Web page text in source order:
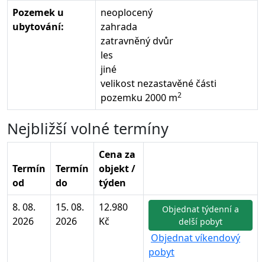
Pozemek u
ubytování:
neoplocený
zahrada
zatravněný dvůr
les
jiné
velikost nezastavěné části
pozemku 2000 m2
Nejbližší volné termíny
Termín
od
Termín
do
Cena za
objekt /
týden
8. 08.
2026
15. 08.
2026
12.980
Kč
Objednat týdenní a
delší pobyt
Objednat víkendový
pobyt